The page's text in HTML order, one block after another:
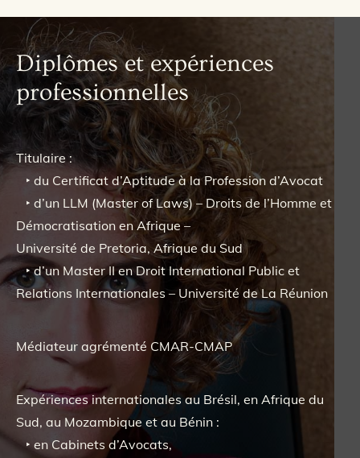
Diplômes et expériences
professionnelles
Titulaire :
‣ du Certificat d’Aptitude à la Profession d’Avocat
‣ d’un LLM (Master of Laws) – Droits de l’Homme et
Démocratisation en Afrique –
Université de Pretoria, Afrique du Sud
‣ d’un Master II en Droit International Public et
Relations Internationales – Université de La Réunion
Médiateur agrémenté CMAR-CMAP
Expériences internationales au Brésil, en Afrique du
Sud, au Mozambique et au Bénin :
‣ en Cabinets d’Avocats,